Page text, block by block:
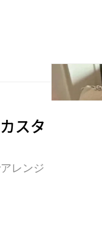
スタ
レンジ